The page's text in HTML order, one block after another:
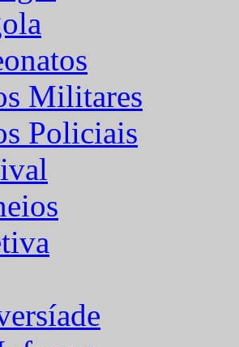
Militares
Policiais